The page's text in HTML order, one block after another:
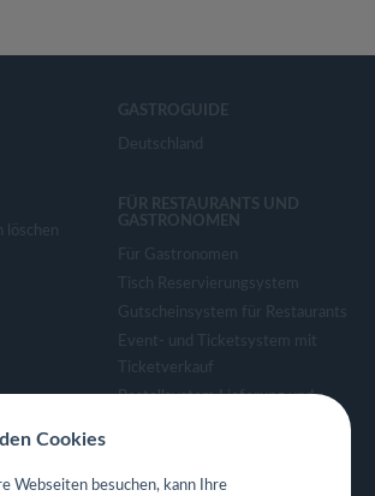
löschen
GASTROGUIDE
Deutschland
FÜR RESTAURANTS UND
GASTRONOMEN
Für Gastronomen
Tisch Reservierungsystem
Gutscheinsystem für Restaurants
Event- und Ticketsystem mit
Ticketverkauf
Bestellsystem Lieferung und
Eigene App für Restaurant
Cookies
Webseiten besuchen, kann Ihre